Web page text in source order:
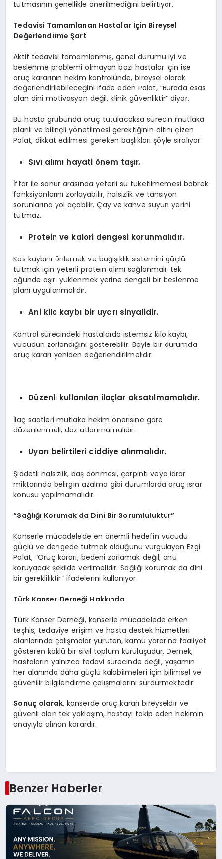
tutmasının genellikle önerilmediğini belirtiyor.
Tedavisi Tamamlanan Hastalar İçin Bireysel
Değerlendirme Şart
Aktif tedavisi tamamlanmış, genel durumu iyi ve
beslenme problemi olmayan bazı hastalar için ise
oruç kararının hekim kontrolünde, bireysel olarak
değerlendirilebileceğini ifade eden Polat, “Burada esas
olan dini motivasyon değil, klinik güvenliktir” diyor.
Bu hasta grubunda oruç tutulacaksa sürecin mutlaka
planlı ve bilinçli yönetilmesi gerektiğinin altını çizen
Polat, dikkat edilmesi gereken başlıkları şöyle sıralıyor:
Sıvı alımı hayati önem taşır.
İftar ile sahur arasında yeterli su tüketilmemesi böbrek
fonksiyonlarını zorlayabilir, halsizlik ve tansiyon
sorunlarına yol açabilir. Çay ve kahve suyun yerini
tutmaz.
Protein ve kalori dengesi korunmalıdır.
Kas kaybını önlemek ve bağışıklık sistemini güçlü
tutmak için yeterli protein alımı sağlanmalı; tek
öğünde aşırı yüklenmek yerine dengeli bir beslenme
planı uygulanmalıdır.
Ani kilo kaybı bir uyarı sinyalidir.
Kontrol sürecindeki hastalarda istemsiz kilo kaybı,
vücudun zorlandığını gösterebilir. Böyle bir durumda
oruç kararı yeniden değerlendirilmelidir.
Düzenli kullanılan ilaçlar aksatılmamalıdır.
İlaç saatleri mutlaka hekim önerisine göre
düzenlenmeli, doz atlanmamalıdır.
Uyarı belirtileri ciddiye alınmalıdır.
Şiddetli halsizlik, baş dönmesi, çarpıntı veya idrar
miktarında belirgin azalma gibi durumlarda oruç ısrar
konusu yapılmamalıdır.
“Sağlığı Korumak da Dini Bir Sorumluluktur”
Kanserle mücadelede en önemli hedefin vücudu
güçlü ve dengede tutmak olduğunu vurgulayan Ezgi
Polat, “Oruç kararı, bedeni zorlamak değil; onu
koruyacak şekilde verilmelidir. Sağlığı korumak da dini
bir gerekliliktir” ifadelerini kullanıyor.
Türk Kanser Derneği Hakkında
Türk Kanser Derneği, kanserle mücadelede erken
teşhis, tedaviye erişim ve hasta destek hizmetleri
alanlarında çalışmalar yürüten, kamu yararına faaliyet
gösteren köklü bir sivil toplum kuruluşudur. Dernek,
hastaların yalnızca tedavi sürecinde değil, yaşamın
her alanında daha güçlü kalabilmeleri için bilimsel ve
güvenilir bilgilendirme çalışmalarını sürdürmektedir.
Sonuç olarak, kanserde oruç kararı bireyseldir ve
güvenli olan tek yaklaşım, hastayı takip eden hekimin
onayıyla alınan karardır.
Benzer Haberler